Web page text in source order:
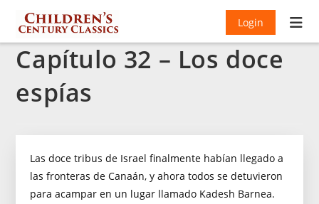
Login
Capítulo 32 – Los doce
espías
Las doce tribus de Israel finalmente habían llegado a
las fronteras de Canaán, y ahora todos se detuvieron
para acampar en un lugar llamado Kadesh Barnea.